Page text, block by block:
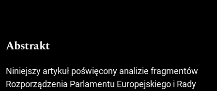
Abstrakt
Niniejszy artykuł poświęcony analizie fragmentów
Rozporządzenia Parlamentu Europejskiego i Rady